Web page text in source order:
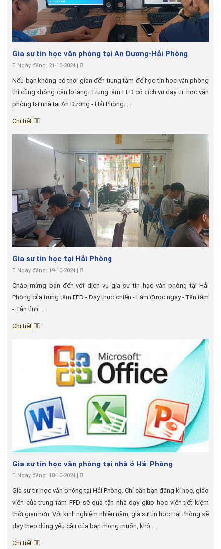
Gia sư tin học văn phòng tại An Dương-Hải Phòng
Ngày đăng: 21-10-2024 |
Nếu bạn không có thời gian đến trung tâm để học tin học văn phòng
thì cũng không cần lo lắng. Trung tâm FFD có dịch vụ dạy tin học văn
phòng tại nhà tại An Dương - Hải Phòng. ...
Chi tiết
Gia sư tin học tại Hải Phòng
Ngày đăng: 19-10-2024 |
Chào mừng bạn đến với dịch vụ gia sư tin học văn phòng tại Hải
Phòng của trung tâm FFD - Dạy thực chiến - Làm được ngay - Tận tâm
- Tận tình. ...
Chi tiết
Gia sư tin học văn phòng tại nhà ở Hải Phòng
Ngày đăng: 18-10-2024 |
Gia sư tin học văn phòng tại Hải Phòng. Chỉ cần bạn đăng kí học, giáo
viên của trung tâm FFD sẽ qua tận nhà dạy giúp học viên tiết kiệm
thời gian hơn. Với kinh nghiệm nhiều năm, gia sư tin học Hải Phòng sẽ
dạy theo đúng yêu cầu của bạn mong muốn, khô ...
Chi tiết